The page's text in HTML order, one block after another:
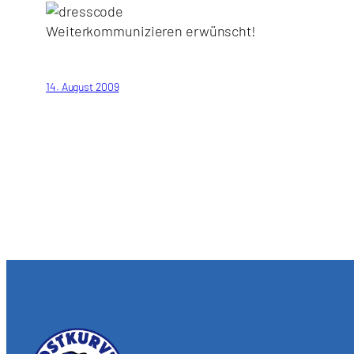
Weiterkommunizieren erwünscht!
14. August 2009